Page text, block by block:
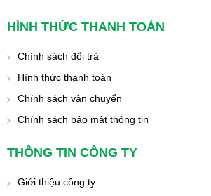
HÌNH THỨC THANH TOÁN
Chính sách đổi trả
Hình thức thanh toán
Chính sách vận chuyển
Chính sách bảo mật thông tin
THÔNG TIN CÔNG TY
Giới thiệu công ty